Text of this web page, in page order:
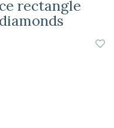
rectangle